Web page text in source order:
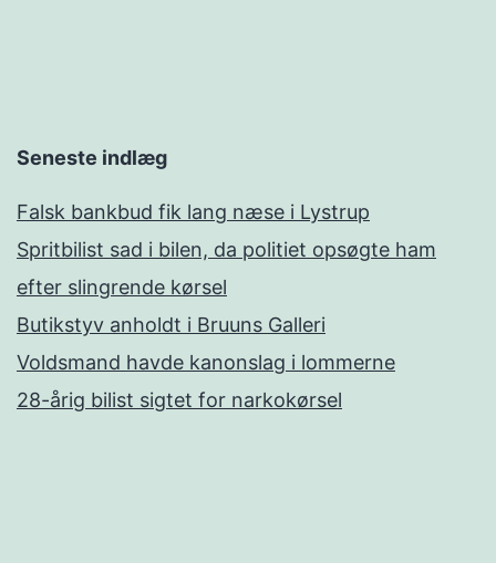
Seneste indlæg
Falsk bankbud fik lang næse i Lystrup
Spritbilist sad i bilen, da politiet opsøgte ham
efter slingrende kørsel
Butikstyv anholdt i Bruuns Galleri
Voldsmand havde kanonslag i lommerne
28-årig bilist sigtet for narkokørsel